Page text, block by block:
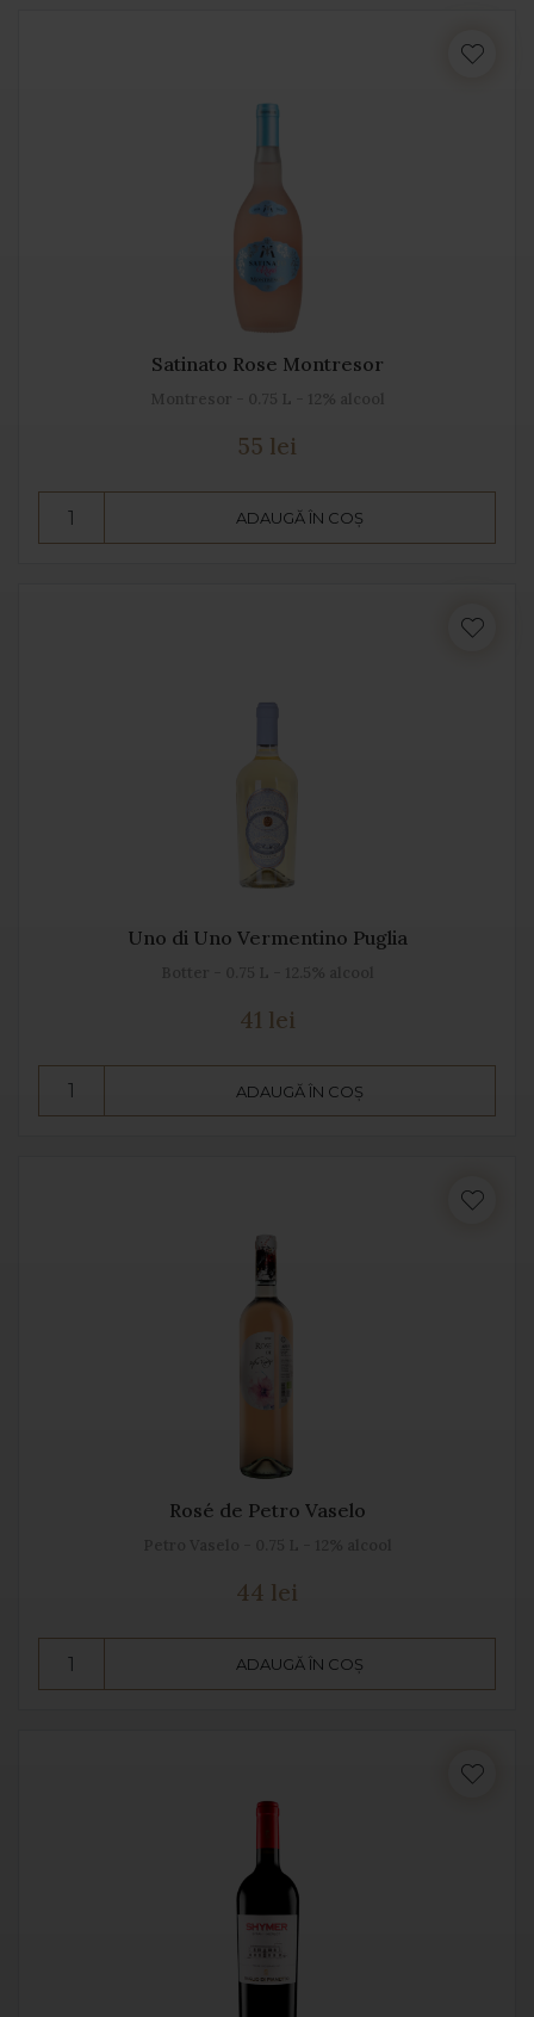
Satinato Rose Montresor
Montresor - 0.75 L - 12% alcool
55 lei
ADAUGĂ ÎN COȘ
Uno di Uno Vermentino Puglia
41 lei
ADAUGĂ ÎN COȘ
Rosé de Petro Vaselo
44 lei
ADAUGĂ ÎN COȘ